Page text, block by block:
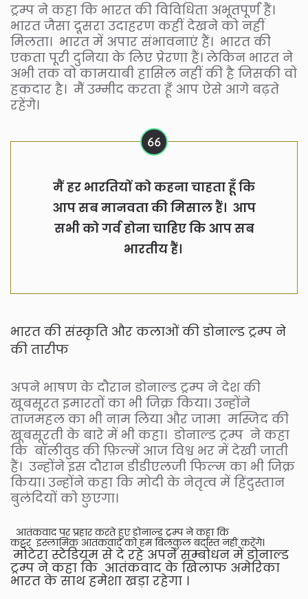
ट्रम्प ने कहा कि भारत की विविधिता अभूतपूर्ण हैं।
भारत जैसा दूसरा उदाहरण कहीं देखने को नहीं
मिलता। भारत में अपार संभावनाएं हैं। भारत की
एकता पूरी दुनिया के लिए प्रेरणा हैं। लेकिन भारत ने
अभी तक वो कामयाबी हासिल नहीं की है जिसकी वो
हकदार है। मैं उम्मीद करता हूँ आप ऐसे आगे बढ़ते
रहेंगे।
मैं हर भारतियों को कहना चाहता हूँ कि
आप सब मानवता की मिसाल हैं। आप
सभी को गर्व होना चाहिए कि आप सब
भारतीय हैं।
भारत की संस्कृति और कलाओं की डोनाल्ड ट्रम्प ने
की तारीफ
अपने भाषण के दौरान डोनाल्ड ट्रम्प ने देश की
खूबसूरत इमारतों का भी जिक्र किया। उन्होंने
ताजमहल का भी नाम लिया और जामा मस्जिद की
खूबसूरती के बारे में भी कहा। डोनाल्ड ट्रम्प ने कहा
कि बॉलीवुड की फ़िल्में आज विश्व भर में देखी जाती
हैं। उन्होंने इस दौरान डीडीएलजी फिल्म का भी जिक्र
किया। उन्होंने कहा कि मोदी के नेतृत्व में हिंदुस्तान
बुलंदियों को छुएगा।
आतंकवाद पर प्रहार करते हुए डोनाल्ड ट्रम्प ने कहा कि
कट्टर इस्लामिक आतंकवाद को हम बिलकुल बर्दास्त नहीं करेंगे।
मोटेरा स्टेडियम से दे रहे अपने सम्बोधन में डोनाल्ड
ट्रम्प ने कहा कि आतंकवाद के खिलाफ अमेरिका
भारत के साथ हमेशा खड़ा रहेगा ।